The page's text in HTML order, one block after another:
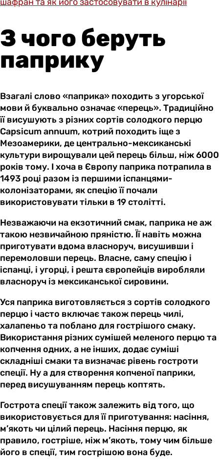
З чого беруть
паприку
Взагалі слово «паприка» походить з угорської
мови й буквально означає «перець». Традиційно
її висушують з різних сортів солодкого перцю
Capsicum annuum, котрий походить іще з
Мезоамерики, де центрально-мексиканські
культури вирощували цей перець більш, ніж 6000
років тому. І хоча в Європу паприка потрапила в
1493 році разом із першими іспанцями-
колонізаторами, як спецію її почали
використовувати тільки в 19 столітті.
Незважаючи на екзотичний смак, паприка не аж
такою незвичайною пряністю. Її навіть можна
приготувати вдома власноруч, висушивши і
перемоловши перець. Власне, саму спецію і
іспанці, і угорці, і решта європейців виробляли
власноруч із мексиканської сировини.
Уся паприка виготовляється з сортів солодкого
перцю і часто включає також перець чилі,
халапеньо та поблано для гострішого смаку.
Використання різних сумішей меленого перцю та
копчення одних, а не інших, додає суміші
складніші смаки та визначає рівень гостроти
спеції. Ну а для створення копченої паприки,
перед висушуванням перець коптять.
Гострота спеції також залежить від того, що
використовується для її приготування: насіння,
м’якоть чи цілий перець. Насіння перцю, як
правило, гостріше, ніж м’якоть, тому чим більше
його в спеції, тим гострішою вона буде.